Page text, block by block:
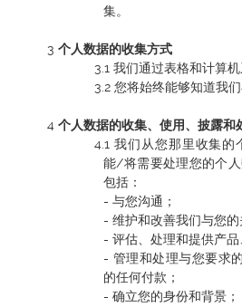
集。
个人数据的收集方式
我们通过表格和计算机
您将始终能够知道我们
个人数据的收集、使用、披露和
我们从您那里收集的
能/将需要处理您的个人
包括：
- 与您沟通；
- 维护和改善我们与您的
- 评估、处理和提供产
- 管理和处理与您要求
的任何付款；
- 确立您的身份和背景；